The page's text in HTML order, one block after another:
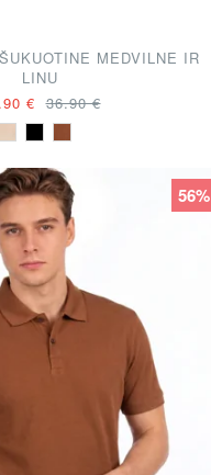
MEDVILNE IR
LINU
€ 36.90 €
56%